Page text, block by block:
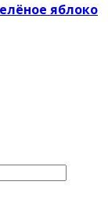
яблоко